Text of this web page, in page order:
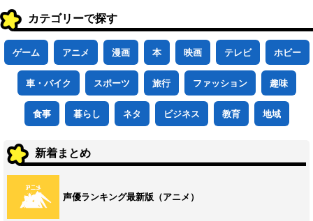
カテゴリーで探す
ゲーム アニメ 漫画 本 映画 テレビ ホビー
車・バイク スポーツ 旅行 ファッション 趣味
食事 暮らし ネタ ビジネス 教育 地域
新着まとめ
声優ランキング最新版（アニメ）